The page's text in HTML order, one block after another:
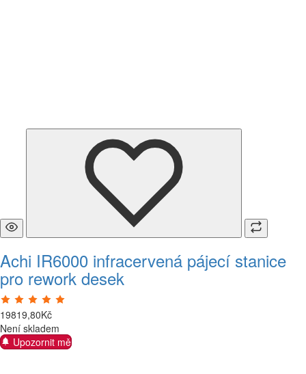
Achi IR6000 infracervená pájecí stanice
pro rework desek
19819,80Kč
Není skladem
Upozornit mě